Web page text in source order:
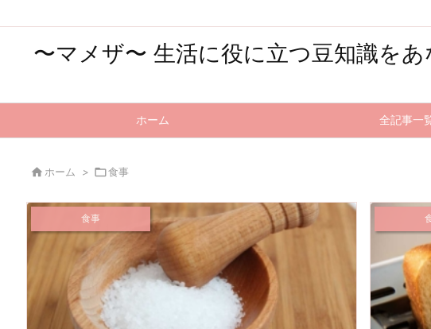
〜マメザ〜 生活に役に立つ豆知識をあ
ホーム 全記事一
 ホーム > 食事
食事